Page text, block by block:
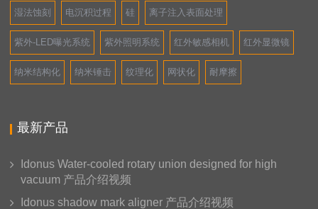
湿法蚀刻 电沉积过程 硅 离子注入表面处理
紫外-LED曝光系统 紫外照明系统 红外敏感相机 红外显微镜
纳米结构化 纳米锤击 纹理化 网状化 耐摩擦
最新产品
Idonus Water-cooled rotary union designed for high
vacuum 产品介绍视频
Idonus shadow mark aligner 产品介绍视频